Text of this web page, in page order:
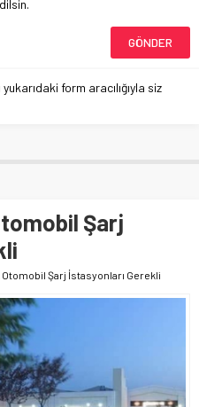
form aracılığıyla siz
Şarj
Otomobil Şarj İstasyonları Gerekli